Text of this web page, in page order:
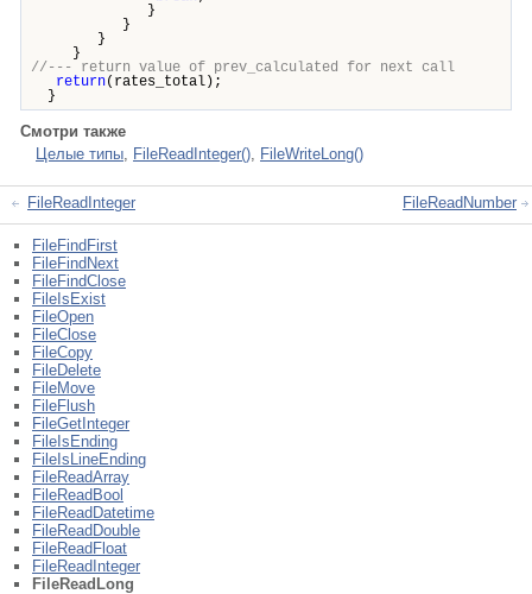
}
}
}
}
//--- return value of prev_calculated for next call
return(rates_total);
}
Смотри также
Целые типы, FileReadInteger(), FileWriteLong()
FileReadInteger FileReadNumber
FileFindFirst
FileFindNext
FileFindClose
FileIsExist
FileOpen
FileClose
FileCopy
FileDelete
FileMove
FileFlush
FileGetInteger
FileIsEnding
FileIsLineEnding
FileReadArray
FileReadBool
FileReadDatetime
FileReadDouble
FileReadFloat
FileReadInteger
FileReadLong